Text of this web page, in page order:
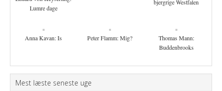
Lumre dage
bjergrige Westfalen
Anna Kavan: Is Peter Flamm: Mig?
Thomas Mann:
Buddenbrooks
Mest læste seneste uge